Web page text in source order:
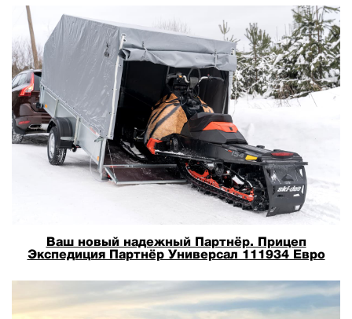
Ваш новый надежный Партнёр. Прицеп
Экспедиция Партнёр Универсал 111934 Евро